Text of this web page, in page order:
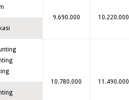
9.690.000
10.220.000
10.780.000
11.490.000